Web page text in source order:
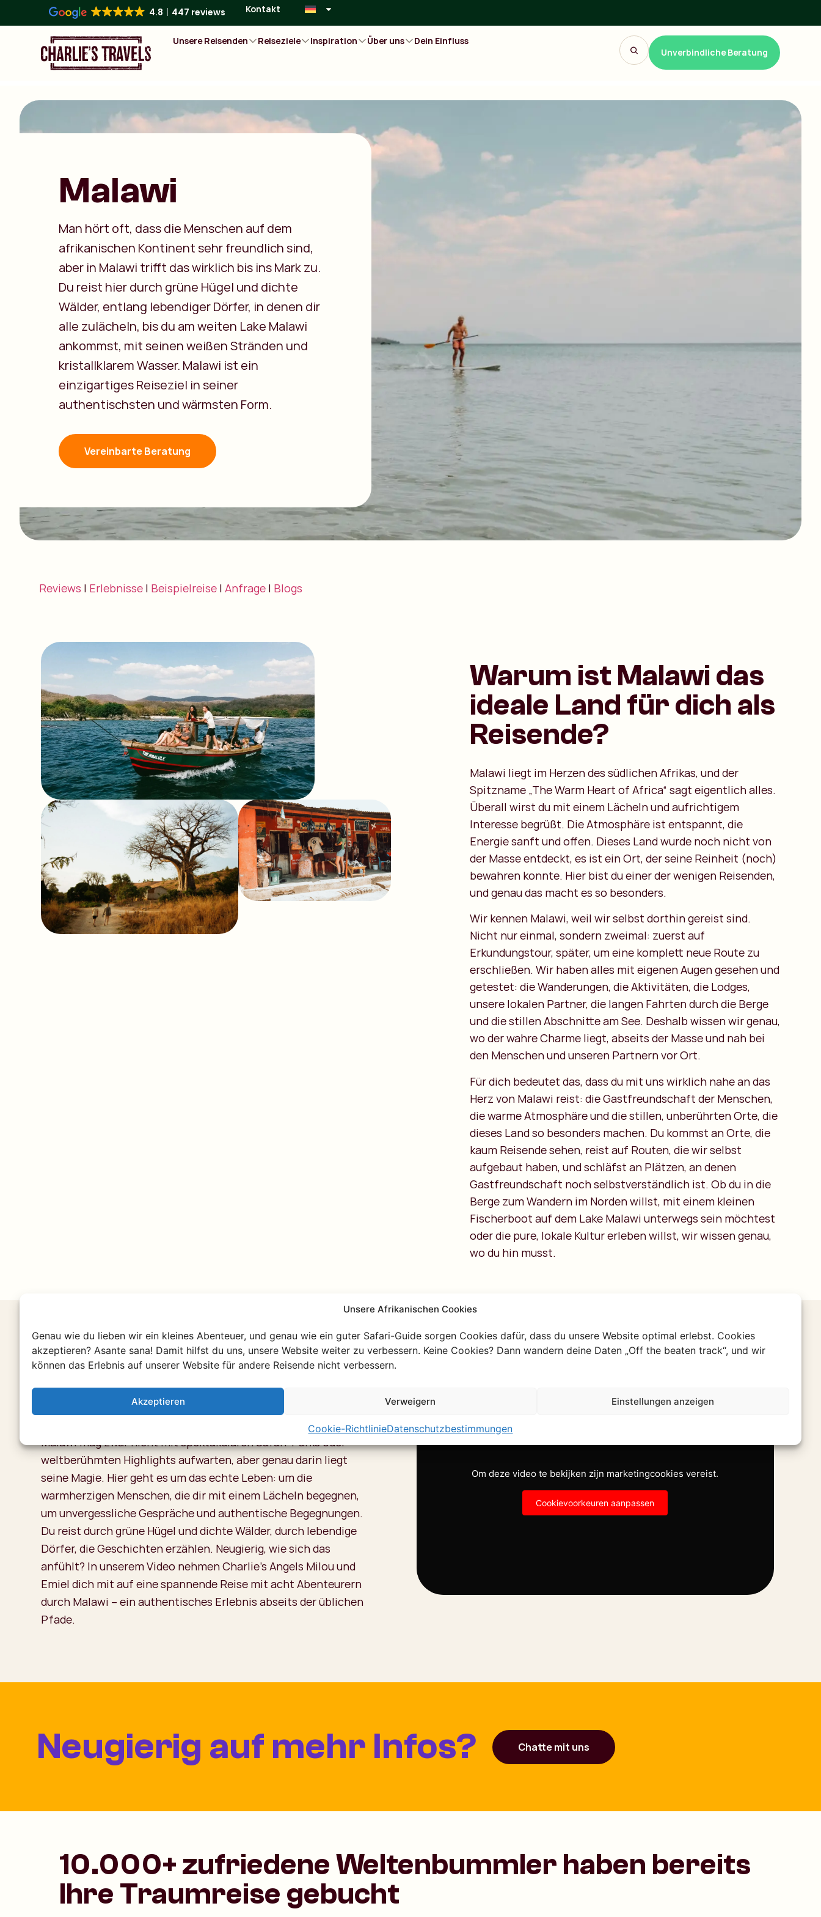
Unsere Afrikanischen Cookies
Genau wie du lieben wir ein kleines Abenteuer, und genau wie ein guter Safari-Guide sorgen Cookies dafür, dass du unsere Website optimal erlebst. Cookies
akzeptieren? Asante sana! Damit hilfst du uns, unsere Website weiter zu verbessern. Keine Cookies? Dann wandern deine Daten „Off the beaten track“, und wir
können das Erlebnis auf unserer Website für andere Reisende nicht verbessern.
Akzeptieren Verweigern Einstellungen anzeigen
Cookie-RichtlinieDatenschutzbestimmungen
4.8 447 reviews Kontakt
Unsere Reisenden Reiseziele Inspiration Über uns
Dein Einfluss
Unverbindliche Beratung
Malawi
Man hört oft, dass die Menschen auf dem
afrikanischen Kontinent sehr freundlich sind,
aber in Malawi trifft das wirklich bis ins Mark zu.
Du reist hier durch grüne Hügel und dichte
Wälder, entlang lebendiger Dörfer, in denen dir
alle zulächeln, bis du am weiten Lake Malawi
ankommst, mit seinen weißen Stränden und
kristallklarem Wasser. Malawi ist ein
einzigartiges Reiseziel in seiner
authentischsten und wärmsten Form.
Vereinbarte Beratung
Reviews | Erlebnisse | Beispielreise | Anfrage | Blogs
Warum ist Malawi das
ideale Land für dich als
Reisende?
Malawi liegt im Herzen des südlichen Afrikas, und der
Spitzname „The Warm Heart of Africa“ sagt eigentlich alles.
Überall wirst du mit einem Lächeln und aufrichtigem
Interesse begrüßt. Die Atmosphäre ist entspannt, die
Energie sanft und offen. Dieses Land wurde noch nicht von
der Masse entdeckt, es ist ein Ort, der seine Reinheit (noch)
bewahren konnte. Hier bist du einer der wenigen Reisenden,
und genau das macht es so besonders.
Wir kennen Malawi, weil wir selbst dorthin gereist sind.
Nicht nur einmal, sondern zweimal: zuerst auf
Erkundungstour, später, um eine komplett neue Route zu
erschließen. Wir haben alles mit eigenen Augen gesehen und
getestet: die Wanderungen, die Aktivitäten, die Lodges,
unsere lokalen Partner, die langen Fahrten durch die Berge
und die stillen Abschnitte am See. Deshalb wissen wir genau,
wo der wahre Charme liegt, abseits der Masse und nah bei
den Menschen und unseren Partnern vor Ort.
Für dich bedeutet das, dass du mit uns wirklich nahe an das
Herz von Malawi reist: die Gastfreundschaft der Menschen,
die warme Atmosphäre und die stillen, unberührten Orte, die
dieses Land so besonders machen. Du kommst an Orte, die
kaum Reisende sehen, reist auf Routen, die wir selbst
aufgebaut haben, und schläfst an Plätzen, an denen
Gastfreundschaft noch selbstverständlich ist. Ob du in die
Berge zum Wandern im Norden willst, mit einem kleinen
Fischerboot auf dem Lake Malawi unterwegs sein möchtest
oder die pure, lokale Kultur erleben willst, wir wissen genau,
wo du hin musst.
Malawi entdecken mit
unseren lokalen
Partnern
Malawi mag zwar nicht mit spektakulären Safari-Parks oder
weltberühmten Highlights aufwarten, aber genau darin liegt
seine Magie. Hier geht es um das echte Leben: um die
warmherzigen Menschen, die dir mit einem Lächeln begegnen,
um unvergessliche Gespräche und authentische Begegnungen.
Du reist durch grüne Hügel und dichte Wälder, durch lebendige
Dörfer, die Geschichten erzählen. Neugierig, wie sich das
anfühlt? In unserem Video nehmen Charlie’s Angels Milou und
Emiel dich mit auf eine spannende Reise mit acht Abenteurern
durch Malawi – ein authentisches Erlebnis abseits der üblichen
Pfade.
Om deze video te bekijken zijn marketingcookies vereist.
Cookievoorkeuren aanpassen
Neugierig auf mehr Infos? Chatte mit uns
10.000+ zufriedene Weltenbummler haben bereits
Ihre Traumreise gebucht